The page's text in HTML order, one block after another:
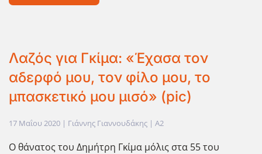
Λαζός για Γκίμα: «Έχασα τον
αδερφό μου, τον φίλο μου, το
μπασκετικό μου μισό» (pic)
17 Μαΐου 2020 | Γιάννης Γιαννουδάκης | A2
Ο θάνατος του Δημήτρη Γκίμα μόλις στα 55 του